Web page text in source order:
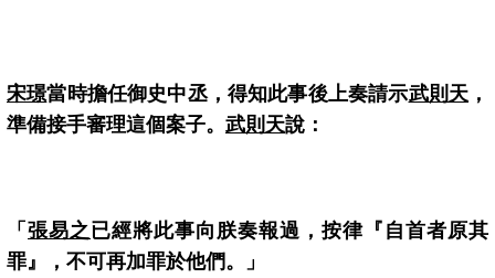
宋璟當時擔任御史中丞，得知此事後上奏請示武則天 ，
準備接手審理這個案子。 武則天說：
「 張易之已經將此事向朕奏報過，按律『自首者原其
罪』，不可再加罪於他們。」